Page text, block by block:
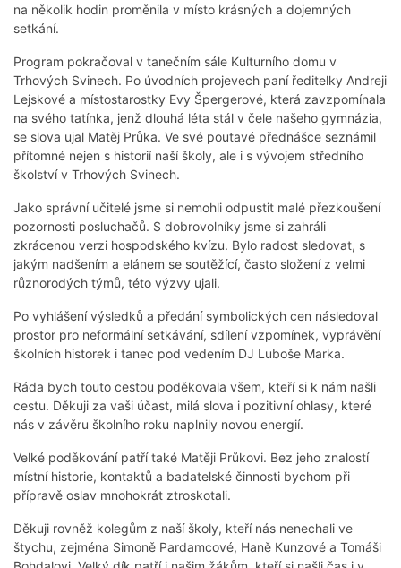
na několik hodin proměnila v místo krásných a dojemných
setkání.
Program pokračoval v tanečním sále Kulturního domu v
Trhových Svinech. Po úvodních projevech paní ředitelky Andreji
Lejskové a místostarostky Evy Špergerové, která zavzpomínala
na svého tatínka, jenž dlouhá léta stál v čele našeho gymnázia,
se slova ujal Matěj Průka. Ve své poutavé přednášce seznámil
přítomné nejen s historií naší školy, ale i s vývojem středního
školství v Trhových Svinech.
Jako správní učitelé jsme si nemohli odpustit malé přezkoušení
pozornosti posluchačů. S dobrovolníky jsme si zahráli
zkrácenou verzi hospodského kvízu. Bylo radost sledovat, s
jakým nadšením a elánem se soutěžící, často složení z velmi
různorodých týmů, této výzvy ujali.
Po vyhlášení výsledků a předání symbolických cen následoval
prostor pro neformální setkávání, sdílení vzpomínek, vyprávění
školních historek i tanec pod vedením DJ Luboše Marka.
Ráda bych touto cestou poděkovala všem, kteří si k nám našli
cestu. Děkuji za vaši účast, milá slova i pozitivní ohlasy, které
nás v závěru školního roku naplnily novou energií.
Velké poděkování patří také Matěji Průkovi. Bez jeho znalostí
místní historie, kontaktů a badatelské činnosti bychom při
přípravě oslav mnohokrát ztroskotali.
Děkuji rovněž kolegům z naší školy, kteří nás nenechali ve
štychu, zejména Simoně Pardamcové, Haně Kunzové a Tomáši